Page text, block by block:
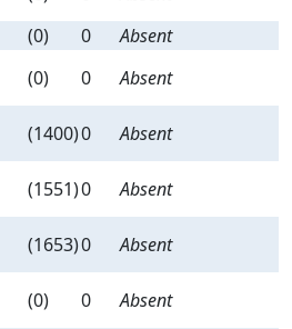
(0) 0
Absent
(0) 0
Absent
(1400)0
Absent
(1551)0
Absent
(1653)0
Absent
(0) 0
Absent